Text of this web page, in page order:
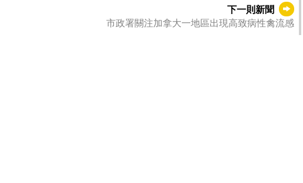
下一則新聞
市政署關注加拿大一地區出現高致病性禽流感